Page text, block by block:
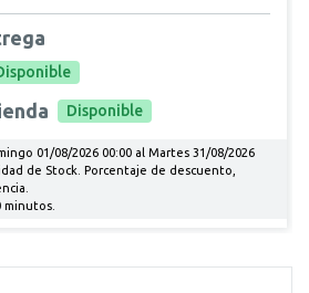
Disponible
01/08/2026 00:00 al Martes 31/08/2026
de Stock. Porcentaje de descuento,
minutos.